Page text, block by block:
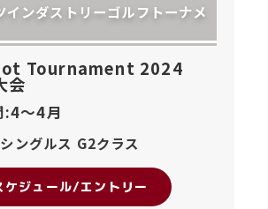
インダストリーゴルフトーナメ
Tournament 2024
会
:4〜4月
シングルス G2クラス
ケジュール/エントリー